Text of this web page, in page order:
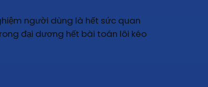
người dùng là hết sức quan
đại dương hết bài toán lôi kéo